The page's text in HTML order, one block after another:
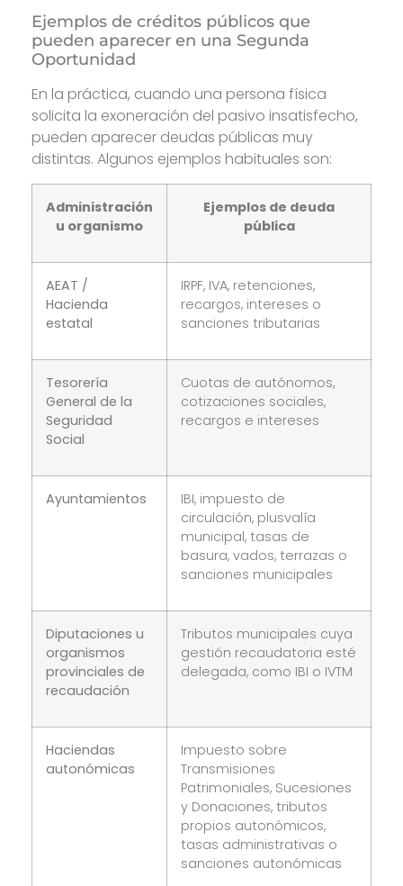
Ejemplos de créditos públicos que
pueden aparecer en una Segunda
Oportunidad
En la práctica, cuando una persona física
solicita la exoneración del pasivo insatisfecho,
pueden aparecer deudas públicas muy
distintas. Algunos ejemplos habituales son:
Administración
u organismo
Ejemplos de deuda
pública
AEAT /
Hacienda
estatal
IRPF, IVA, retenciones,
recargos, intereses o
sanciones tributarias
Tesorería
General de la
Seguridad
Social
Cuotas de autónomos,
cotizaciones sociales,
recargos e intereses
Ayuntamientos
IBI, impuesto de
circulación, plusvalía
municipal, tasas de
basura, vados, terrazas o
sanciones municipales
Diputaciones u
organismos
provinciales de
recaudación
Tributos municipales cuya
gestión recaudatoria esté
delegada, como IBI o IVTM
Haciendas
autonómicas
Impuesto sobre
Transmisiones
Patrimoniales, Sucesiones
y Donaciones, tributos
propios autonómicos,
tasas administrativas o
sanciones autonómicas